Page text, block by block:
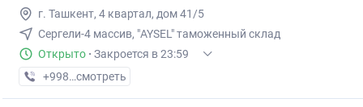
г. Ташкент, 4 квартал, дом 41/5
Сергели-4 массив, "AYSEL" таможенный склад
Открыто · Закроется в 23:59
+998 (77) XXX-XX-XX
смотреть